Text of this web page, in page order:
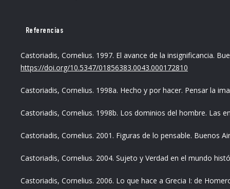
Referencias
Castoriadis, Cornelius. 1997. El avance de la insignificancia.
https://doi.org/10.5347/01856383.0043.000172810
Castoriadis, Cornelius. 1998a. Hecho y por hacer. Pensar la
Castoriadis, Cornelius. 1998b. Los dominios del hombre. Las
Castoriadis, Cornelius. 2001. Figuras de lo pensable. Buenos
Castoriadis, Cornelius. 2004. Sujeto y Verdad en el mundo
Castoriadis, Cornelius. 2006. Lo que hace a Grecia I: de